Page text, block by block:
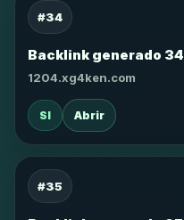
#34
Backlink generado 34
1204.xg4ken.com
SI Abrir
#35